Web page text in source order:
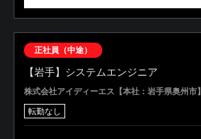
正社員（中途）
【岩手】システムエンジニア
株式会社アイディーエス【本社：岩手県奥州市】
転勤なし